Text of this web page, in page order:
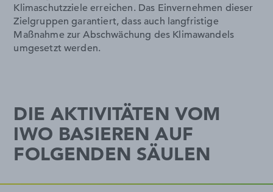
Klimaschutzziele erreichen. Das Einvernehmen dieser
Zielgruppen garantiert, dass auch langfristige
Maßnahme zur Abschwächung des Klimawandels
umgesetzt werden.
DIE AKTIVITÄTEN VOM
IWO BASIEREN AUF
FOLGENDEN SÄULEN